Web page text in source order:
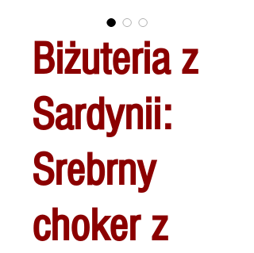
Biżuteria z
Sardynii:
Srebrny
choker z